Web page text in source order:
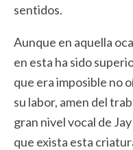
sentidos.
Aunque en aquella
en esta ha sido
que era imposible no
su labor, amen del
gran nivel vocal de
que exista esta